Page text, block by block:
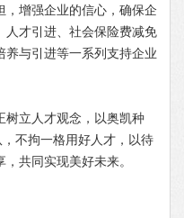
，增强企业的信心，确保企
人才引进、社会保险费减免
养与引进等一系列支持企业
立人才观念，以奥凯种
不拘一格用好人才，以待
共同实现美好未来。